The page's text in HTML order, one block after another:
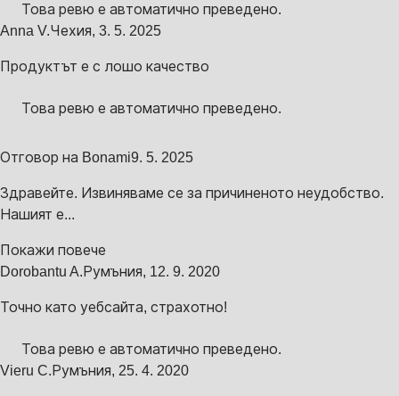
Това ревю е автоматично преведено.
Anna V.Чехия, 3. 5. 2025
Продуктът е с лошо качество
Това ревю е автоматично преведено.
Отговор на Bonami9. 5. 2025
Здравейте. Извиняваме се за причиненото неудобство.
Нашият е...
Покажи повече
Dorobantu A. Румъния, 12. 9. 2020
Точно като уебсайта, страхотно!
Това ревю е автоматично преведено.
Vieru C. Румъния, 25. 4. 2020